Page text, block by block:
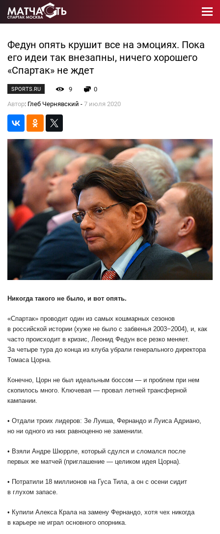
Федун опять крушит все на эмоциях. Пока
его идеи так внезапны, ничего хорошего
«Спартак» не ждет
SPORTS.RU 9
0
Автор: Глеб Чернявский - 7 июля 2020
Никогда такого не было, и вот опять.
«Спартак» проводит один из самых кошмарных сезонов
в российской истории (хуже не было с забвенья 2003−2004), и, как
часто происходит в кризис, Леонид Федун все резко меняет.
За четыре тура до конца из клуба убрали генерального директора
Томаса Цорна.
Конечно, Цорн не был идеальным боссом — и проблем при нем
скопилось много. Ключевая — провал летней трансферной
кампании.
• Отдали троих лидеров: Зе Луиша, Фернандо и Луиса Адриано,
но ни одного из них равноценно не заменили.
• Взяли Андре Шюррле, который сдулся и сломался после
первых же матчей (приглашение — целиком идея Цорна).
• Потратили 18 миллионов на Гуса Тила, а он с осени сидит
в глухом запасе.
• Купили Алекса Крала на замену Фернандо, хотя чех никогда
в карьере не играл основного опорника.